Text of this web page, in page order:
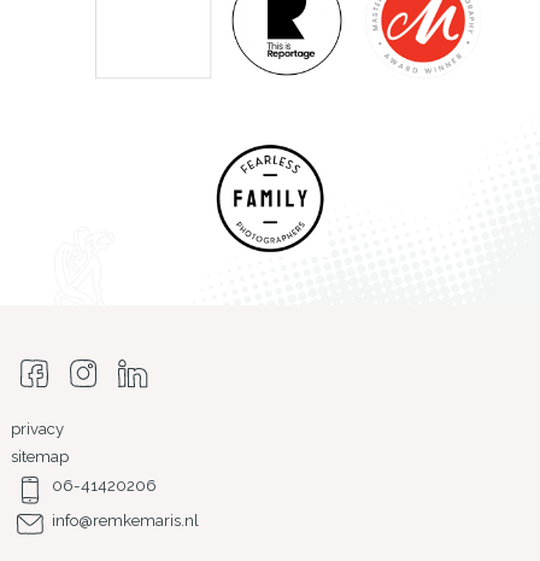
privacy
sitemap
06-41420206
info@remkemaris.nl